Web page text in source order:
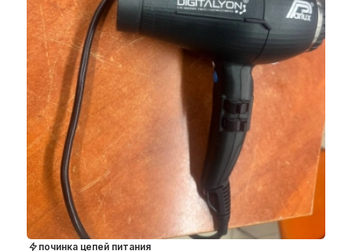
починка цепей питания